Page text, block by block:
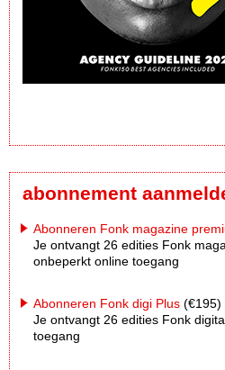
abonnement
Abonneren Fonk magazine
Je ontvangt 26 edities Fonk
onbeperkt online toegang
Abonneren Fonk digi Plus (€195)
Je ontvangt 26 edities Fonk
toegang